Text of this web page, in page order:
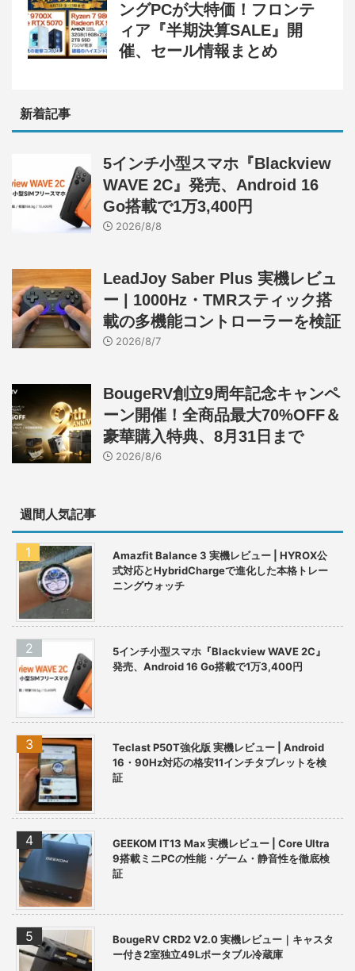
ングPCが大特価！フロンテ
ィア『半期決算SALE』開
催、セール情報まとめ
新着記事
5インチ小型スマホ『Blackview
WAVE 2C』発売、Android 16
Go搭載で1万3,400円
2026/8/8
LeadJoy Saber Plus 実機レビュ
ー | 1000Hz・TMRスティック搭
載の多機能コントローラーを検証
2026/8/7
BougeRV創立9周年記念キャンペ
ーン開催！全商品最大70%OFF＆
豪華購入特典、8月31日まで
2026/8/6
週間人気記事
Amazfit Balance 3 実機レビュー | HYROX公
式対応とHybridChargeで進化した本格トレー
ニングウォッチ
5インチ小型スマホ『Blackview WAVE 2C』
発売、Android 16 Go搭載で1万3,400円
Teclast P50T強化版 実機レビュー | Android
16・90Hz対応の格安11インチタブレットを検
証
GEEKOM IT13 Max 実機レビュー | Core Ultra
9搭載ミニPCの性能・ゲーム・静音性を徹底検
証
BougeRV CRD2 V2.0 実機レビュー｜キャスタ
ー付き2室独立49Lポータブル冷蔵庫